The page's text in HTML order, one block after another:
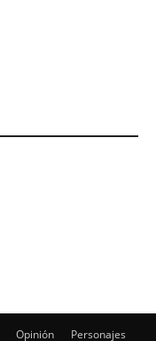
Opinión Personajes